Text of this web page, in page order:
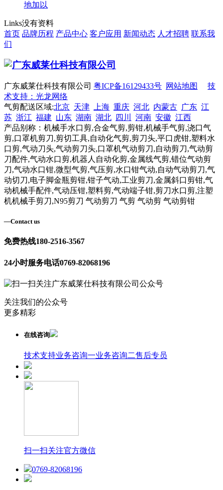
地加以
Links没有资料
首页 品牌历程 产品中心 客户应用 新闻动态 人才招聘 联系我
们
广东威莱仕科技有限公司 粤ICP备16129433号 网站地图
技
术支持：光龙网络
气剪配送区域:北京 天津 上海 重庆 河北 内蒙古 广东 江
苏 浙江 福建 山东 湖南 湖北 四川 河南 安徽 江西
产品别称：机械手水口剪,合金气剪,剪钳,机械手气剪,浇口气
剪,口罩机剪刀,剪切工具,自动化气剪,剪刀头,平口虎钳,塑料水
口剪,气动刀头,气动剪刀头,口罩机气动剪刀,自动剪刀,气动剪
刀配件,气动水口剪,机器人自动化剪,金属线气剪,错位气动剪
刀,气动水口钳,微型气剪,气压剪,水口钳气动,自动气动剪刀,气
动切刀,电子脚金瓶剪钳,钳子气动,工业剪刀,金属斜口剪钳,气
动机械手配件,气动压钳,塑料剪,气动端子钳,剪刀水口剪,注塑
机机械手剪刀,N95剪刀 气动剪刀 气剪 气动剪 气动剪钳
—Contact us
免费热线180-2516-3567
24小时服务电话0769-82068196
关注我们的公众号
更多精彩
在线咨询
技术支持业务咨询一业务咨询二售后专员
扫一扫关注官方微信
0769-82068196